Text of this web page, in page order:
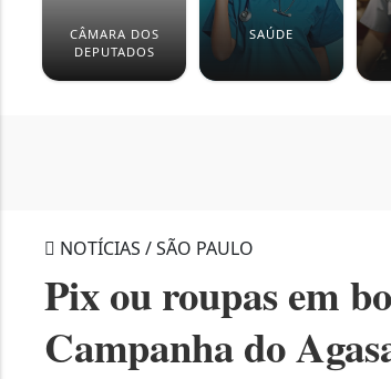
CÂMARA DOS
DEPUTADOS
SAÚDE
NOTÍCIAS / SÃO PAULO
Pix ou roupas em
Campanha do